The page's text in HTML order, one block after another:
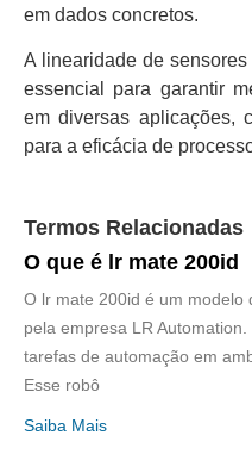
em dados concretos.
A linearidade de
essencial para garantir
em diversas aplicações,
para a eficácia de
Termos Relacionadas
O que é lr mate 200id
O lr mate 200id é um modelo
pela empresa LR
tarefas de automação em
Esse robô
Saiba Mais